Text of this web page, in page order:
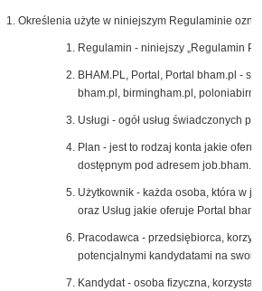
Określenia użyte w niniejszym Regulaminie
Regulamin - niniejszy „Regulamin
BHAM.PL, Portal, Portal bham.pl -
bham.pl, birmingham.pl,
Usługi - ogół usług świadczonych
Plan - jest to rodzaj konta jakie
dostępnym pod adresem job.bham.pl.
Użytkownik - każda osoba, która w
oraz Usług jakie oferuje Portal
Pracodawca - przedsiębiorca,
potencjalnymi kandydatami na
Kandydat - osoba fizyczna,